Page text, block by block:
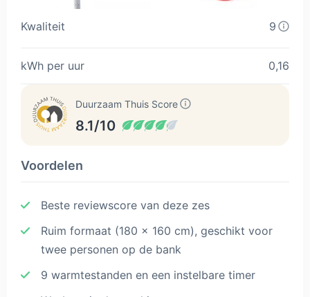
Kwaliteit 9
kWh per uur 0,16
Duurzaam Thuis Score
8.1/10
Voordelen
Beste reviewscore van deze zes
Ruim formaat (180 x 160 cm), geschikt voor
twee personen op de bank
9 warmtestanden en een instelbare timer